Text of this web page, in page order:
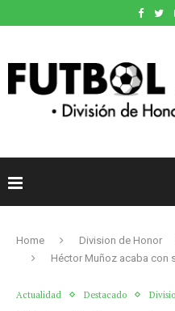
Home Division de Honor
Héctor Muñoz acaba con
Actualidad Destacado